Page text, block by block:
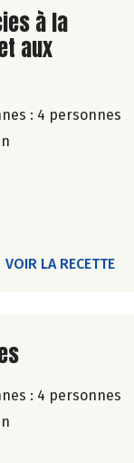
recette
à la
aux
: 4 personnes
VOIR LA RECETTE
recette
: 4 personnes